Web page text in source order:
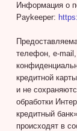
Информация о
Paykeeper:
телефон, e-mail,
кредитной
и не
обработки
кредитный
происходят в